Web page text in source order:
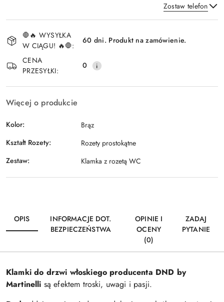
Zostaw telefon
Dostępność
i
dostawa
🛑🔥 WYSYŁKA
W CIĄGU! 🔥🛑:
60 dni. Produkt na zamówienie.
CENA
PRZESYŁKI:
0
Więcej o produkcie
Kolor:
Brąz
Kształt Rozety:
Rozety prostokątne
Zestaw:
Klamka z rozetą WC
OPIS
INFORMACJE DOT.
BEZPIECZEŃSTWA
OPINIE I
OCENY
(0)
ZADAJ
PYTANIE
Klamki do drzwi włoskiego producenta DND by
Martinelli są efektem troski, uwagi i pasji.